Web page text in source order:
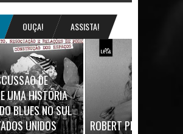
OUÇA! ASSISTA!
DE
UMA HISTÓRIA
BLUES NO SUL
UNIDOS
ROBERT PLANT: UMA